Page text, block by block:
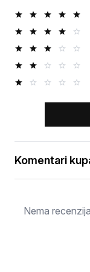
Komentari
Nema